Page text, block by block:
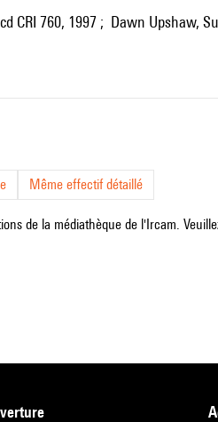
CRI 760, 1997 ; Dawn Upshaw,
Même effectif détaillé
de la médiathèque de l'Ircam.